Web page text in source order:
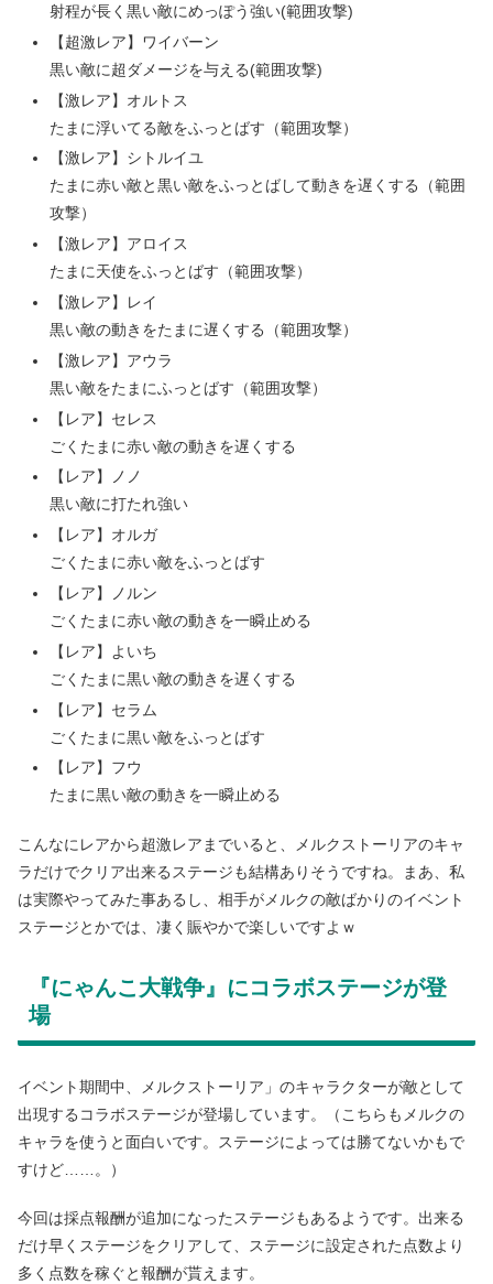
射程が長く黒い敵にめっぽう強い(範囲攻撃)
【超激レア】ワイバーン
黒い敵に超ダメージを与える(範囲攻撃)
【激レア】オルトス
たまに浮いてる敵をふっとばす（範囲攻撃）
【激レア】シトルイユ
たまに赤い敵と黒い敵をふっとばして動きを遅くする（範囲
攻撃）
【激レア】アロイス
たまに天使をふっとばす（範囲攻撃）
【激レア】レイ
黒い敵の動きをたまに遅くする（範囲攻撃）
【激レア】アウラ
黒い敵をたまにふっとばす（範囲攻撃）
【レア】セレス
ごくたまに赤い敵の動きを遅くする
【レア】ノノ
黒い敵に打たれ強い
【レア】オルガ
ごくたまに赤い敵をふっとばす
【レア】ノルン
ごくたまに赤い敵の動きを一瞬止める
【レア】よいち
ごくたまに黒い敵の動きを遅くする
【レア】セラム
ごくたまに黒い敵をふっとばす
【レア】フウ
たまに黒い敵の動きを一瞬止める
こんなにレアから超激レアまでいると、メルクストーリアのキャ
ラだけでクリア出来るステージも結構ありそうですね。まあ、私
は実際やってみた事あるし、相手がメルクの敵ばかりのイベント
ステージとかでは、凄く賑やかで楽しいですよｗ
『にゃんこ大戦争』にコラボステージが登
場
イベント期間中、メルクストーリア」のキャラクターが敵として
出現するコラボステージが登場しています。（こちらもメルクの
キャラを使うと面白いです。ステージによっては勝てないかもで
すけど……。）
今回は採点報酬が追加になったステージもあるようです。出来る
だけ早くステージをクリアして、ステージに設定された点数より
多く点数を稼ぐと報酬が貰えます。